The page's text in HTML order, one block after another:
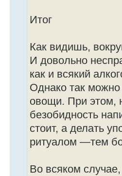
Итог
Как видишь,
И довольно
как и всякий
Однако так
овощи. При этом,
безобидность
стоит, а делать
ритуалом —тем
Во всяком